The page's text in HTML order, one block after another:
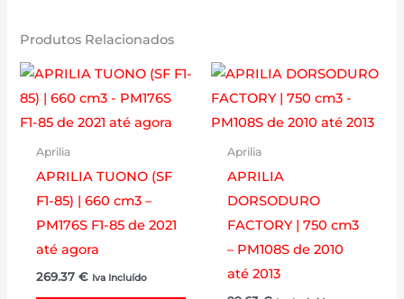
Produtos Relacionados
Aprilia
APRILIA TUONO (SF
F1-85) | 660 cm3 –
PM176S F1-85 de 2021
até agora
269.37 € Iva Incluído
Aprilia
APRILIA
DORSODURO
FACTORY | 750 cm3
– PM108S de 2010
até 2013